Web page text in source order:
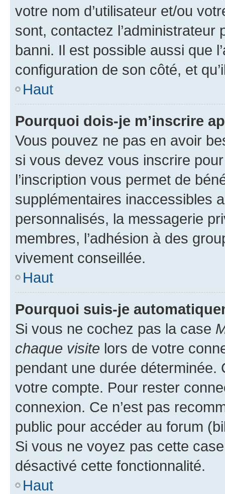
votre nom d’utilisateur et/ou
sont, contactez l’administrateur
banni. Il est possible aussi que
configuration de son côté, et
Haut
Pourquoi dois-je m’inscrire
Vous pouvez ne pas en avoir
si vous devez vous inscrire
l’inscription vous permet de
supplémentaires inaccessibles
personnalisés, la messagerie
membres, l’adhésion à des
vivement conseillée.
Haut
Pourquoi suis-je
Si vous ne cochez pas la case
chaque visite lors de votre
pendant une durée déterminée.
votre compte. Pour rester
connexion. Ce n’est pas
public pour accéder au forum
Si vous ne voyez pas cette
désactivé cette fonctionnalité.
Haut